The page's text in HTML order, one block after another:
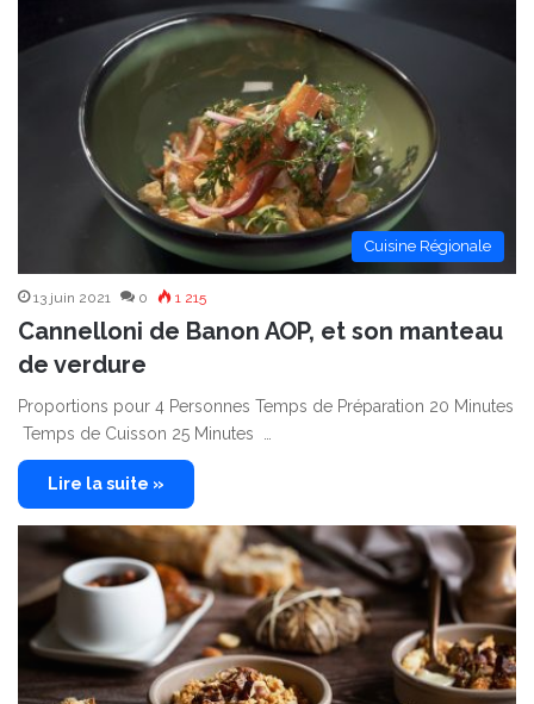
Cuisine Régionale
13 juin 2021 0 1 215
Cannelloni de Banon AOP, et son manteau
de verdure
Proportions pour 4 Personnes Temps de Préparation 20 Minutes
Temps de Cuisson 25 Minutes …
Lire la suite »